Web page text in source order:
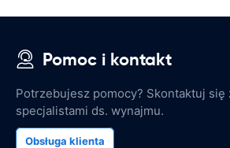
Pomoc i kontakt
Potrzebujesz pomocy? Skontaktuj się
specjalistami ds. wynajmu.
Obsługa klienta